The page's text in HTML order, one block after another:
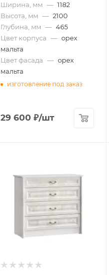
Ширина, мм — 1182
Высота, мм — 2100
Глубина, мм — 465
Цвет корпуса — орех
мальта
Цвет фасада — орех
мальта
изготовление под заказ
29 600 ₽/шт